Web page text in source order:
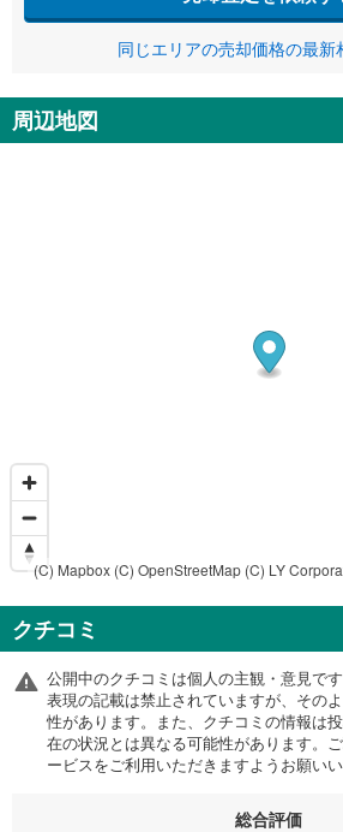
同じエリアの売却価格の最新
周辺地図
(C) Mapbox (C) OpenStreetMap (C) LY
クチコミ
公開中のクチコミは個人の主観・意見で
表現の記載は禁止されていますが、その
性があります。また、クチコミの情報は
在の状況とは異なる可能性があります。
ービスをご利用いただきますようお願いい
総合評価